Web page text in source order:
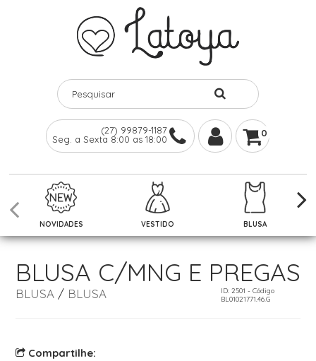
(27) 99879-1187
Seg. a Sexta 8:00 as 18:00
0
NOVIDADES VESTIDO BLUSA
BLUSA C/MNG E PREGAS
BLUSA/ BLUSA
ID: 2501 - Código
BL01021771.46.G
Compartilhe: